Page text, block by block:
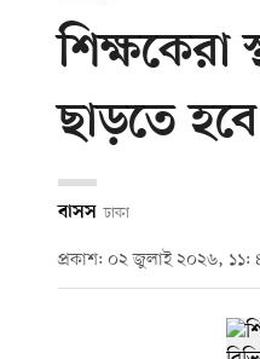
শিক্ষকেরা
ছাড়তে হবে:
বাসস ঢাকা
প্রকাশ: ০২ জুলাই ২০২৬, ১১: